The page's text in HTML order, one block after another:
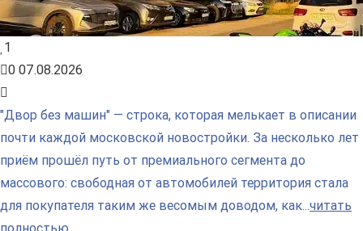
1
0 07.08.2026
"Двор без машин" — строка, которая мелькает в описании
почти каждой московской новостройки. За несколько лет
приём прошёл путь от премиального сегмента до
массового: свободная от автомобилей территория стала
для покупателя таким же весомым доводом, как...читать